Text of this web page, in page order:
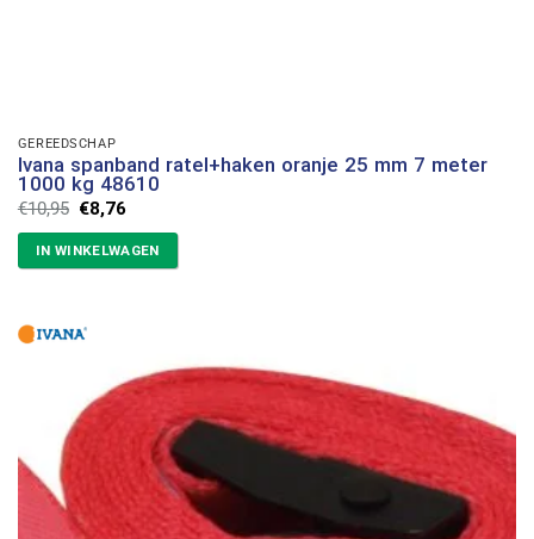
GEREEDSCHAP
Ivana spanband ratel+haken oranje 25 mm 7 meter
1000 kg 48610
€10,95 Oorspronkelijke
was:
€10,95.
€8,76Huidige
is:
€8,76.
IN WINKELWAGEN